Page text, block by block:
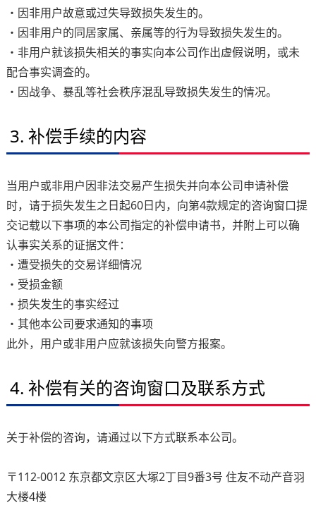
・因非用户故意或过失导致损失发生的。
・因非用户的同居家属、亲属等的行为导致损失发生的。
・非用户就该损失相关的事实向本公司作出虚假说明，或未
配合事实调查的。
・因战争、暴乱等社会秩序混乱导致损失发生的情况。
3. 补偿手续的内容
当用户或非用户因非法交易产生损失并向本公司申请补偿
时，请于损失发生之日起60日内，向第4款规定的咨询窗口提
交记载以下事项的本公司指定的补偿申请书，并附上可以确
认事实关系的证据文件：
・遭受损失的交易详细情况
・受损金额
・损失发生的事实经过
・其他本公司要求通知的事项
此外，用户或非用户应就该损失向警方报案。
4. 补偿有关的咨询窗口及联系方式
关于补偿的咨询，请通过以下方式联系本公司。
〒112-0012 东京都文京区大塚2丁目9番3号 住友不动产音羽
大楼4楼